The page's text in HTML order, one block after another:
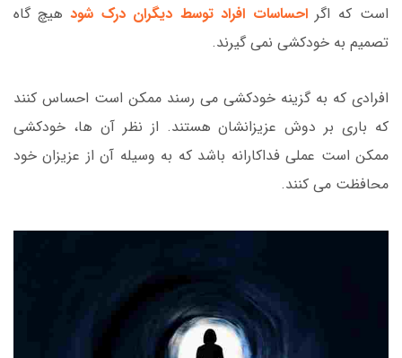
است که اگر احساسات افراد توسط دیگران درک شود هیچ گاه
تصمیم به خودکشی نمی گیرند.
افرادی که به گزینه خودکشی می رسند ممکن است احساس کنند
که باری بر دوش عزیزانشان هستند. از نظر آن ها، خودکشی
ممکن است عملی فداکارانه باشد که به وسیله آن از عزیزان خود
محافظت می کنند.